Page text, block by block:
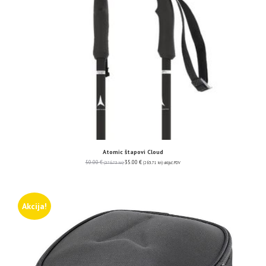
Atomic štapovi Cloud
50.00€ (376.73 kn) 35.00 € (263.71 kn) uključ. PDV
Akcija!